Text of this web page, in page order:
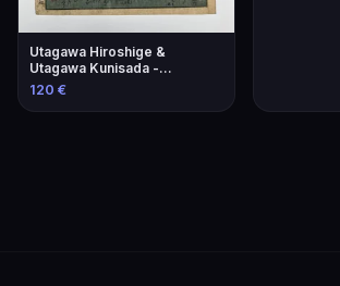
Utagawa Hiroshige &
Utagawa Kunisada -
Estampes Japonaises
120 €